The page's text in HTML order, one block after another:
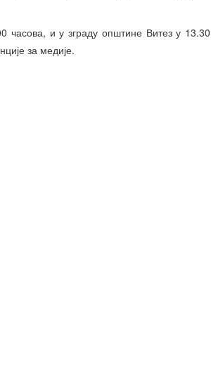
часова, и у зграду општине Витез у 13.30
за медије.